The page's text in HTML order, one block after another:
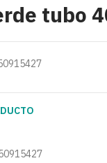
tubo